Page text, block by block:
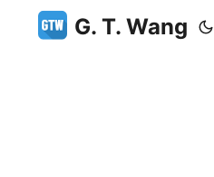
G. T. Wang